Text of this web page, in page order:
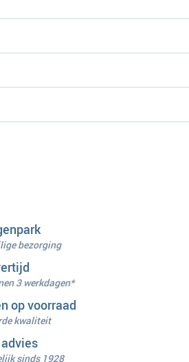
bezorging
3 werkdagen*
op voorraad
kwaliteit
sinds 1928